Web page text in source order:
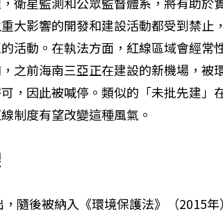
大影響的開發和建設活動都受到禁止
活動。在執法方面，紅線區域會經常
之前海南三亞正在建設的新機場，被
，因此被喊停。類似的「未批先建」
制度有望改變這種風氣。
隨後被納入《環境保護法》（2015